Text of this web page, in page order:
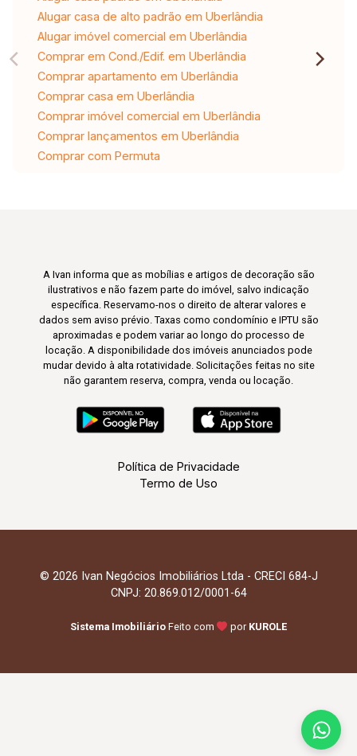
Alugar casa de alto padrão em Uberlândia
Alugar imóvel comercial em Uberlândia
Comprar em Cond./Edif. em Uberlândia
Comprar apartamento em Uberlândia
Comprar casa em Uberlândia
Comprar imóvel comercial em Uberlândia
Comprar lançamentos em Uberlândia
Comprar com Permuta
A Ivan informa que as mobílias e artigos de decoração são
ilustrativos e não fazem parte do imóvel, salvo indicação
específica. Reservamo-nos o direito de alterar valores e
dados sem aviso prévio. Taxas como condomínio e IPTU são
aproximadas e podem variar ao longo do processo de
locação. A disponibilidade dos imóveis anunciados pode
mudar devido à alta rotatividade. Solicitações feitas no site
não garantem reserva, compra, venda ou locação.
Política de Privacidade
Termo de Uso
© 2026 Ivan Negócios Imobiliários Ltda - CRECI 684-J
CNPJ: 20.869.012/0001-64
Sistema Imobiliário Feito com por KUROLE